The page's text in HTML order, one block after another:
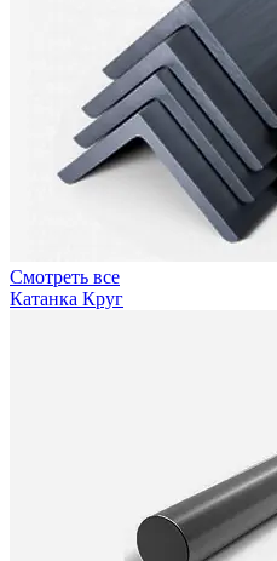
Смотреть все
Катанка Круг